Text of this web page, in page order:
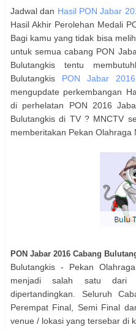
Jadwal dan Hasil PON Jabar
Hasil Akhir Perolehan Medali
Bagi kamu yang tidak bisa
untuk semua cabang PON
Bulutangkis tentu
Bulutangkis
PON Jabar 2016
mengupdate perkembangan
di perhelatan PON 2016
Bulutangkis di TV ? MNCTV
memberitakan Pekan Olahraga
PON Jabar 2016 Cabang
Bulutangkis - Pekan
menjadi salah satu dari
dipertandingkan. Seluruh
Perempat Final, Semi Final
venue / lokasi yang tersebar di